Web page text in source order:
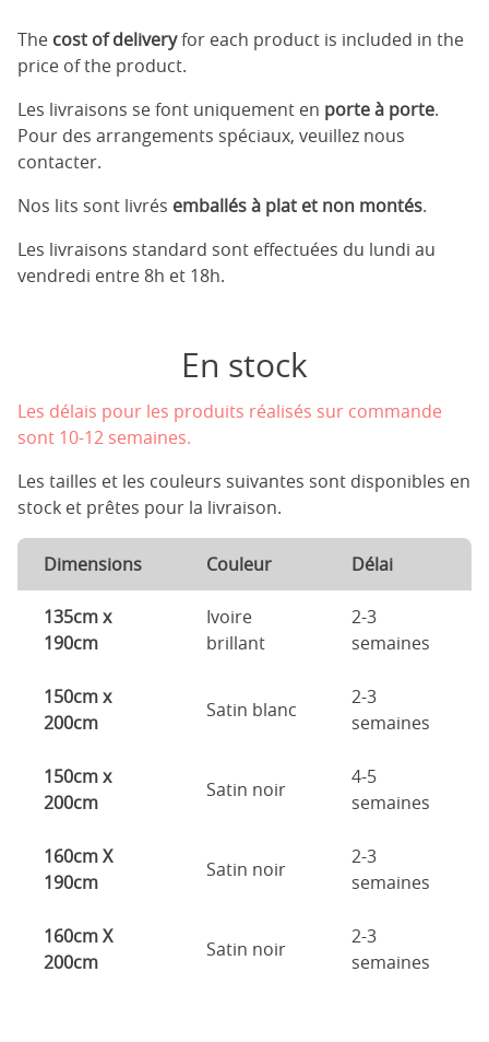
The cost of deliveryfor each product is included in the
price of the product.
Les livraisons se font uniquement en porte à porte.
Pour des arrangements spéciaux, veuillez nous
contacter.
Nos lits sont livrés emballés à plat et non montés.
Les livraisons standard sont effectuées du lundi au
vendredi entre 8h et 18h.
En stock
Les délais pour les produits réalisés sur commande
sont 10-12 semaines.
Les tailles et les couleurs suivantes sont disponibles en
stock et prêtes pour la livraison.
Dimensions Couleur Délai
135cm x
190cm
Ivoire
brillant
2-3
semaines
150cm x
200cm
Satin blanc
2-3
semaines
150cm x
200cm
Satin noir
4-5
semaines
160cm X
190cm
Satin noir
2-3
semaines
160cm X
200cm
Satin noir
2-3
semaines